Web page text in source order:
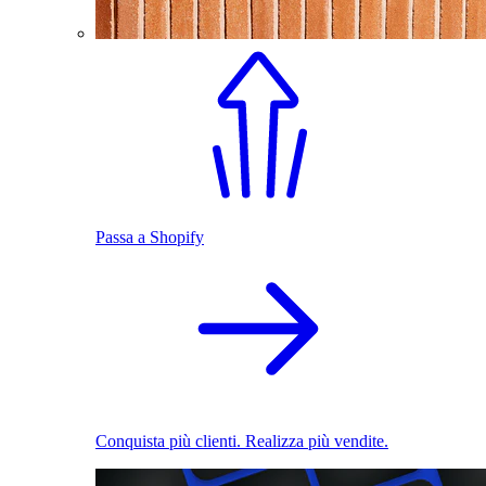
Passa a Shopify
Conquista più clienti. Realizza più vendite.